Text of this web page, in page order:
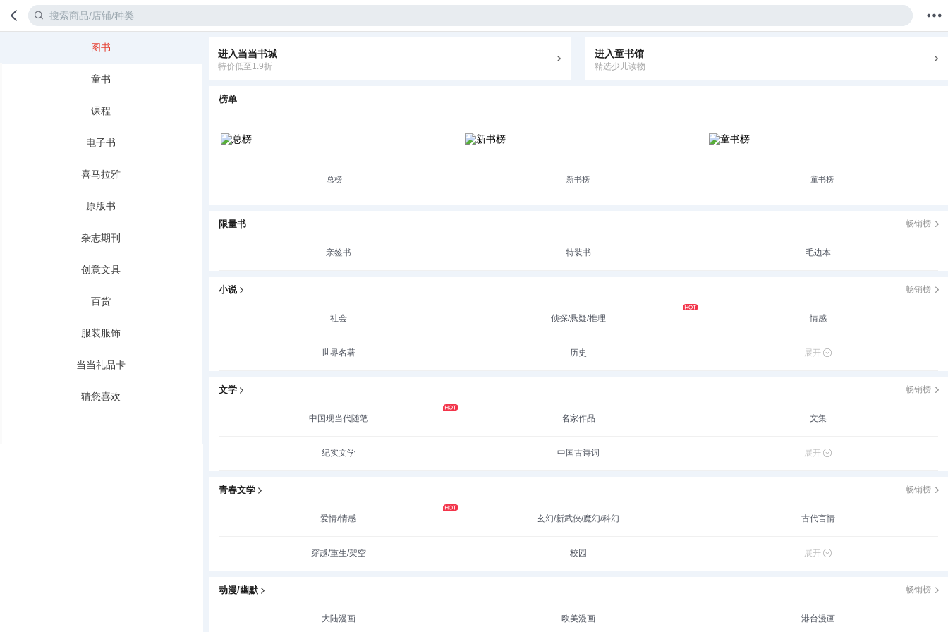
分类
图书
童书
课程
电子书
喜马拉雅
原版书
杂志期刊
创意文具
百货
服装服饰
当当礼品卡
猜您喜欢
进入当当书城
特价低至1.9折
进入童书馆
精选少儿读物
榜单
总榜 新书榜 童书榜
限量书 畅销榜
亲签书 特装书 毛边本
小说 畅销榜
社会 侦探/悬疑/推理 情感
世界名著 历史 展开
文学 畅销榜
中国现当代随笔 名家作品 文集
纪实文学 中国古诗词 展开
青春文学 畅销榜
爱情/情感 玄幻/新武侠/魔幻/科幻 古代言情
穿越/重生/架空 校园 展开
动漫/幽默 畅销榜
大陆漫画 欧美漫画 港台漫画